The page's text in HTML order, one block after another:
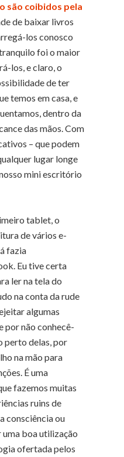
são coibidos pela
de baixar livros
los conosco
foi o maior
los, e claro, o
de ter
temos em casa, e
dentro da
das mãos. Com
– que podem
lugar longe
mini escritório
tablet, o
de vários e-
fazia
Eu tive certa
ler na tela do
na conta da rude
algumas
por não conhecê-
perto delas, por
na mão para
É uma
fazemos muitas
ruins de
consciência ou
boa utilização
ofertada pelos